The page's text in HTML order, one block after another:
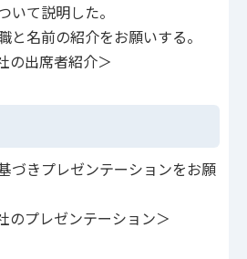
いて説明した。
と名前の紹介をお願いする。
の出席者紹介＞
づきプレゼンテーションをお願
のプレゼンテーション＞